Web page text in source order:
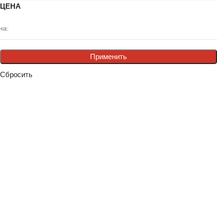
ЦЕНА
Применить
Сбросить